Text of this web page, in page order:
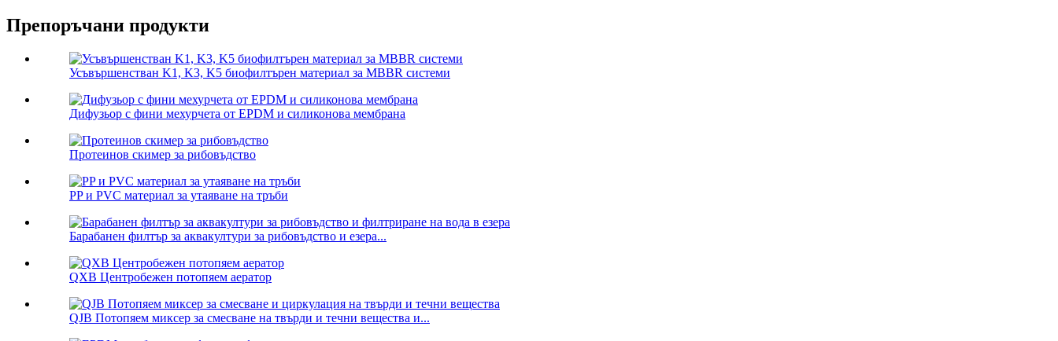
Препоръчани продукти
Усъвършенстван K1, K3, K5 биофилтърен материал за MBBR системи
Дифузьор с фини мехурчета от EPDM и силиконова мембрана
Протеинов скимер за рибовъдство
PP и PVC материал за утаяване на тръби
Барабанен филтър за аквакултури за рибовъдство и езера...
QXB Центробежен потопяем аератор
QJB Потопяем миксер за смесване на твърди и течни вещества и...